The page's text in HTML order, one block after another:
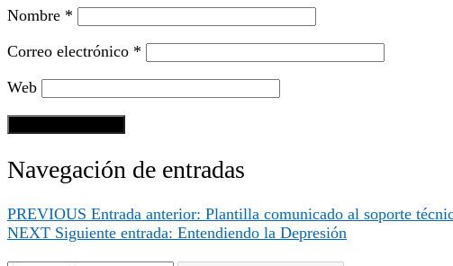
Nombre *
Correo electrónico *
Web
Navegación de entradas
PREVIOUS Entrada anterior: Plantilla comunicado al soporte
NEXT Siguiente entrada: Entendiendo la Depresión